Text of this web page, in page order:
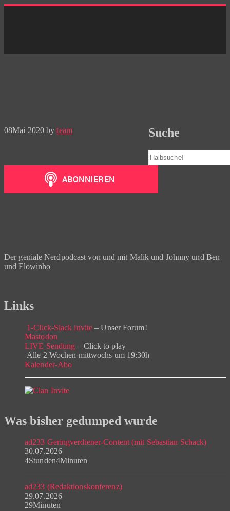
Skip
08Mai 2020 byteam Suche
Suchen
Der geniale Nerdpodcast von und mit Malik und Johnny und Ben
und Flowinho
Links
1-Click-Slack invite – Unser Forum!
Mastodon
LIVE Sendung – Click to play
Alle 2 Wochen mittwochs um 19:30h
Kalender-Abo
Was bisher gedumped wurde
ad233 Geringverdiener-Content (mit Sebastian Schack)
30.07.2026
4Stunden4Minuten
ad233 (Redaktionskonferenz)
29.07.2026
29Minuten